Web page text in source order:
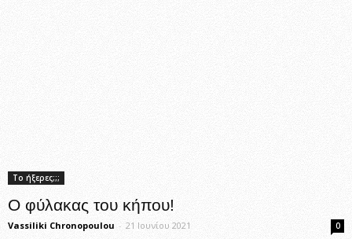
Το ήξερες;;;
Ο φύλακας του κήπου!
Vassiliki Chronopoulou - 21 Ιουνίου 2021 0